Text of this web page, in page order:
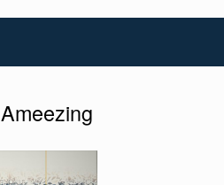
Ameezing